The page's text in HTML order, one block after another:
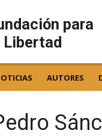
para
Libertad
AUTORES